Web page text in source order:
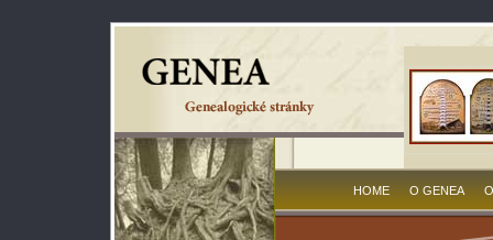
HOME O GENEA